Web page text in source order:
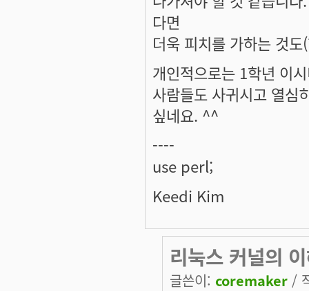
다면
더욱 피치를 가하는 것
개인적으로는 1학년 이
사람들도 사귀시고 열심
싶네요. ^^
----
use perl;
Keedi Kim
리눅스 커널의
글쓴이: coremaker /